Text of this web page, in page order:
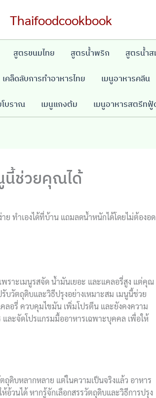
Thaifoodcookbook
สูตรขนมไทย สูตรน้ำพริก สูตรน้ำส
เคล็ดลับการทำอาหารไทย เมนูอาหารคลีน
โบราณ เมนูแกงต้ม เมนูอาหารสตรีทฟู้
นี้ช่วยคุณได้
ย ทำเองได้ที่บ้าน แถมลดน้ำหนักได้โดยไม่ต้องอด
าะเมนูรสจัด น้ำมันเยอะ และแคลอรี่สูง แต่คุณ
บวัตถุดิบและวิธีปรุงอย่างเหมาะสม เมนูนี้ช่วย
อรี่ ควบคุมไขมัน เพิ่มโปรตีน และยังคงความ
ละจัดโปรแกรมมื้ออาหารเฉพาะบุคคล เพื่อให้
ดิบหลากหลาย แต่ในความเป็นจริงแล้ว อาหาร
วนได้ หากรู้จักเลือกสรรวัตถุดิบและวิธีการปรุง